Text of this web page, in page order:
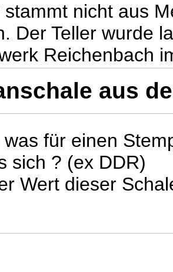
stammt nicht aus
Der Teller wurde
Reichenbach
aus
für einen
sich ? (ex DDR)
Wert dieser